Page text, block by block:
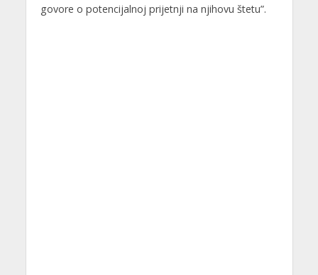
govore o potencijalnoj prijetnji na njihovu štetu”.